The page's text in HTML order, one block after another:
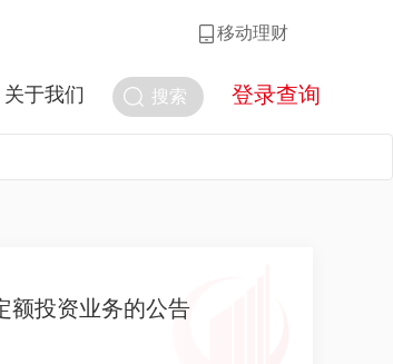
移动理财
搜索 登录查询
关于我们
额投资业务的公告